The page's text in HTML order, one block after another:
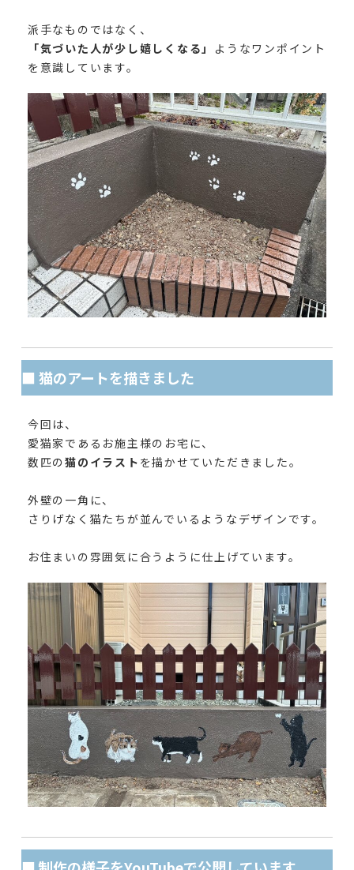
派手なものではなく、
「気づいた人が少し嬉しくなる」 ようなワンポイント
を意識しています。
■ 猫のアートを描きました
今回は、
愛猫家であるお施主様のお宅に、
数匹の猫のイラスト を描かせていただきました。
外壁の一角に、
さりげなく猫たちが並んでいるようなデザインです。
お住まいの雰囲気に合うように仕上げています。